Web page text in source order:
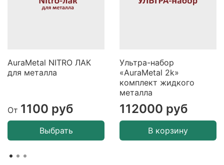
AuraMetal NITRO ЛАК
для металла
От 1100 руб
Выбрать
Ультра-набор
«AuraMetal 2k»
комплект жидкого
металла
112000 руб
В корзину